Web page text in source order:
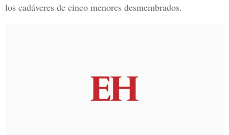
los cadáveres de cinco menores desmembrados.